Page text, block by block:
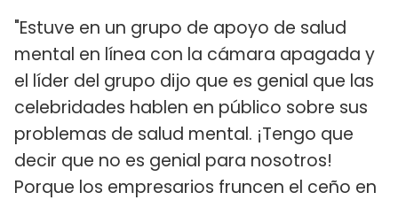
"Estuve en un grupo de apoyo de salud
mental en línea con la cámara apagada y
el líder del grupo dijo que es genial que las
celebridades hablen en público sobre sus
problemas de salud mental. ¡Tengo que
decir que no es genial para nosotros!
Porque los empresarios fruncen el ceño en